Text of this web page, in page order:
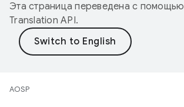
Эта страница переведена с помощью
Translation API.
AOSP